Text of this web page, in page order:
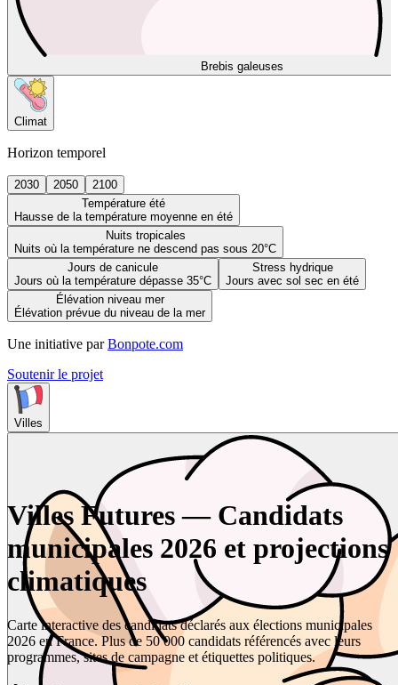
Brebis galeuses
Climat
Horizon temporel
2030 2050
2100
Température été
Hausse de la température moyenne en été
Nuits tropicales
Nuits où la température ne descend pas sous 20°C
Jours de canicule
Jours où la température dépasse 35°C
Stress hydrique
Jours avec sol sec en été
Élévation niveau mer
Élévation prévue du niveau de la mer
Une initiative par Bonpote.com
Soutenir le projet
Villes
Villes Futures — Candidats
municipales 2026 et projections
climatiques
Carte interactive des candidats déclarés aux élections municipales
2026 en France. Plus de 50 000 candidats référencés avec leurs
programmes, sites de campagne et étiquettes politiques.